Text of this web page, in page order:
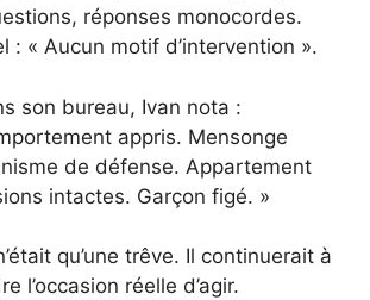
réponses monocordes.
: « Aucun motif d’intervention ».
son bureau, Ivan nota :
appris. Mensonge
de défense. Appartement
intactes. Garçon figé. »
qu’une trêve. Il continuerait à
l’occasion réelle d’agir.